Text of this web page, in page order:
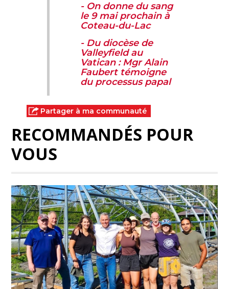
- On donne du sang
le 9 mai prochain à
Coteau-du-Lac
- Du diocèse de
Valleyfield au
Vatican : Mgr Alain
Faubert témoigne
du processus papal
Partager à ma communauté
RECOMMANDÉS POUR
VOUS